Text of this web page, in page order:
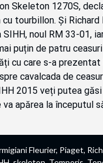
Skeleton 1270S,
tourbillon. Și Richard
noul RM 33-01,
puțin de patru
cu care s-a prezentat
cavalcada de
2015 veți putea
va apărea la începutul
Fleurier, Piaget,